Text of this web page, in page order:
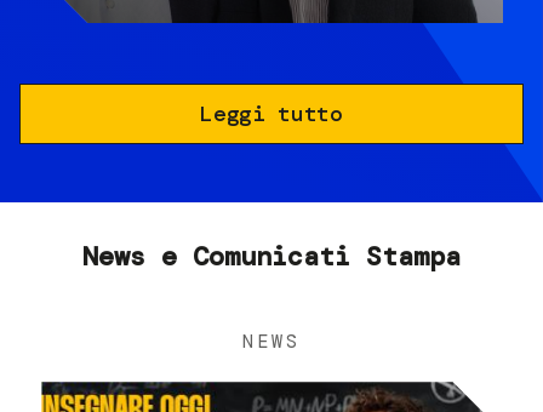
Leggi tutto
News e Comunicati Stampa
NEWS